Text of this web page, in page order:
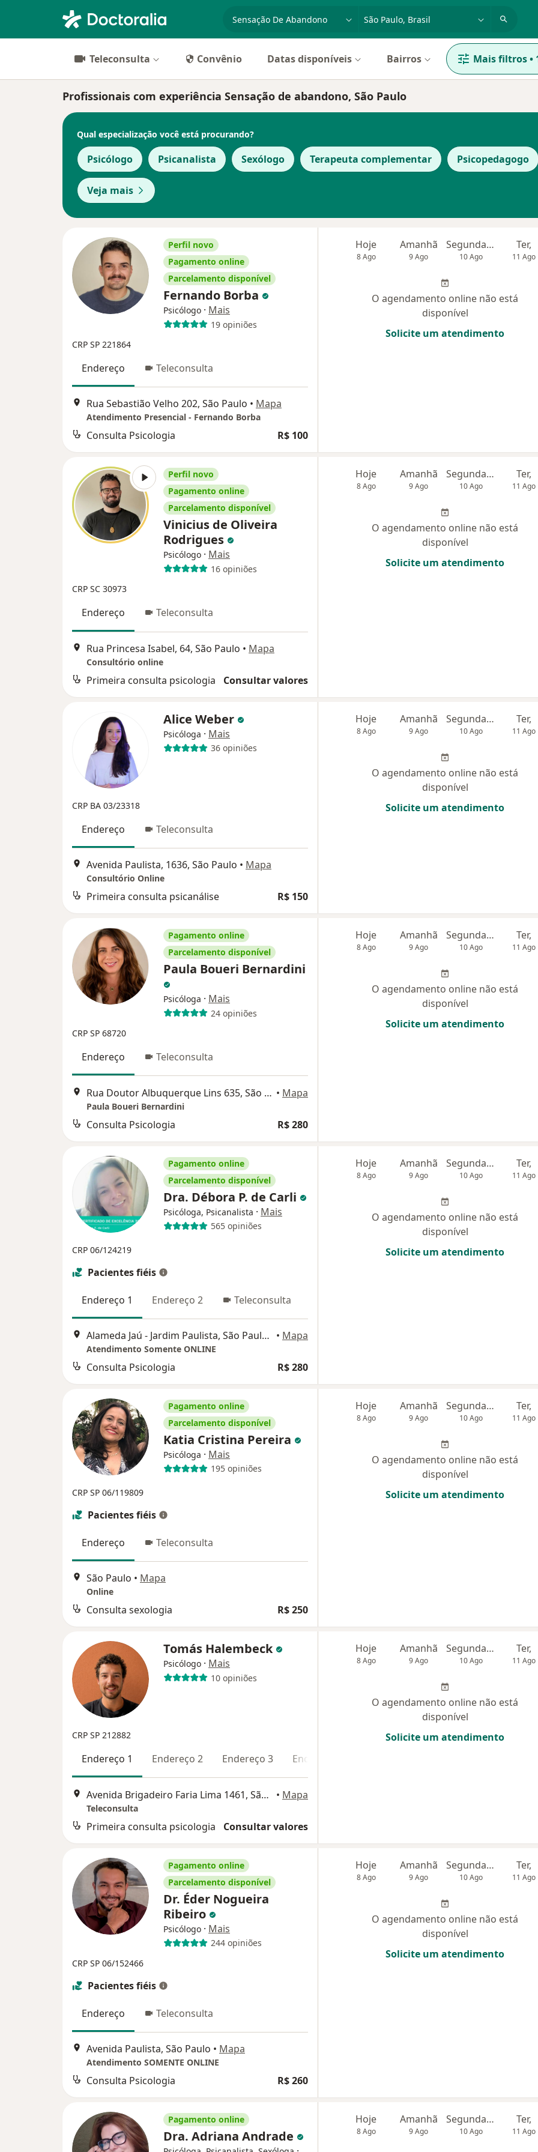
Teleconsulta Convênio Datas disponíveis Bairros Mais filtros•
Profissionais com experiência Sensação de abandono, São Paulo
Qual especialização você está procurando?
Psicólogo Psicanalista Sexólogo Terapeuta complementar Psicopedagogo
Veja mais
Perfil novo
Pagamento online
Parcelamento disponível
Fernando Borba
Psicólogo · Mais
19 opiniões
CRP SP 221864
Endereço Teleconsulta
Rua Sebastião Velho 202, São Paulo • Mapa
Atendimento Presencial - Fernando Borba
Consulta Psicologia R$ 100
Hoje
8 Ago
Amanhã
9 Ago
Segunda-feira
10 Ago
Ter,
11 Ago
O agendamento online não está
disponível
Solicite um atendimento
Perfil novo
Pagamento online
Parcelamento disponível
Vinicius de Oliveira
Rodrigues
Psicólogo · Mais
16 opiniões
CRP SC 30973
Endereço Teleconsulta
Rua Princesa Isabel, 64, São Paulo • Mapa
Consultório online
Primeira consulta psicologia Consultar valores
Hoje
8 Ago
Amanhã
9 Ago
Segunda-feira
10 Ago
Ter,
11 Ago
O agendamento online não está
disponível
Solicite um atendimento
Alice Weber
Psicóloga · Mais
36 opiniões
CRP BA 03/23318
Endereço Teleconsulta
Avenida Paulista, 1636, São Paulo • Mapa
Consultório Online
Primeira consulta psicanálise R$ 150
Hoje
8 Ago
Amanhã
9 Ago
Segunda-feira
10 Ago
Ter,
11 Ago
O agendamento online não está
disponível
Solicite um atendimento
Pagamento online
Parcelamento disponível
Paula Boueri Bernardini
Psicóloga · Mais
24 opiniões
CRP SP 68720
Endereço Teleconsulta
Rua Doutor Albuquerque Lins 635, São Paulo • Mapa
Paula Boueri Bernardini
Consulta Psicologia R$ 280
Hoje
8 Ago
Amanhã
9 Ago
Segunda-feira
10 Ago
Ter,
11 Ago
O agendamento online não está
disponível
Solicite um atendimento
Pagamento online
Parcelamento disponível
Dra. Débora P. de Carli
Psicóloga, Psicanalista · Mais
565 opiniões
CRP 06/124219
Pacientes fiéis
Endereço 1 Endereço 2 Teleconsulta
Alameda Jaú - Jardim Paulista, São Paulo - SP, Brasil, São Paulo • Mapa
Atendimento Somente ONLINE
Consulta Psicologia R$ 280
Hoje
8 Ago
Amanhã
9 Ago
Segunda-feira
10 Ago
Ter,
11 Ago
O agendamento online não está
disponível
Solicite um atendimento
Pagamento online
Parcelamento disponível
Katia Cristina Pereira
Psicóloga · Mais
195 opiniões
CRP SP 06/119809
Pacientes fiéis
Endereço Teleconsulta
São Paulo • Mapa
Online
Consulta sexologia R$ 250
Hoje
8 Ago
Amanhã
9 Ago
Segunda-feira
10 Ago
Ter,
11 Ago
O agendamento online não está
disponível
Solicite um atendimento
Tomás Halembeck
Psicólogo · Mais
10 opiniões
CRP SP 212882
Endereço 1 Endereço 2 Endereço 3 Endereço 4
Avenida Brigadeiro Faria Lima 1461, São Paulo • Mapa
Teleconsulta
Primeira consulta psicologia Consultar valores
Hoje
8 Ago
Amanhã
9 Ago
Segunda-feira
10 Ago
Ter,
11 Ago
O agendamento online não está
disponível
Solicite um atendimento
Pagamento online
Parcelamento disponível
Dr. Éder Nogueira
Ribeiro
Psicólogo · Mais
244 opiniões
CRP SP 06/152466
Pacientes fiéis
Endereço Teleconsulta
Avenida Paulista, São Paulo • Mapa
Atendimento SOMENTE ONLINE
Consulta Psicologia R$ 260
Hoje
8 Ago
Amanhã
9 Ago
Segunda-feira
10 Ago
Ter,
11 Ago
O agendamento online não está
disponível
Solicite um atendimento
Pagamento online
Dra. Adriana Andrade
Hoje
8 Ago
Amanhã
9 Ago
Segunda-feira
10 Ago
Ter,
11 Ago